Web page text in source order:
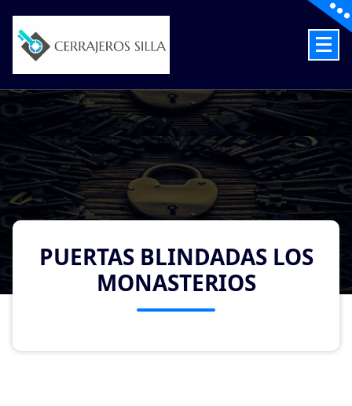
content
PUERTAS BLINDADAS LOS
MONASTERIOS